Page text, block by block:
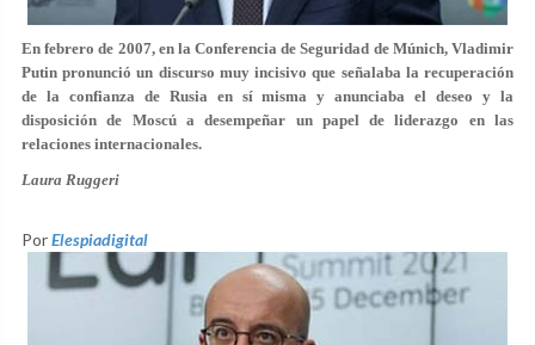
En febrero de 2007, en la Conferencia de Seguridad de Múnich, Vladimir
Putin pronunció un discurso muy incisivo que señalaba la recuperación
de la confianza de Rusia en sí misma y anunciaba el deseo y la
disposición de Moscú a desempeñar un papel de liderazgo en las
relaciones internacionales.
Laura Ruggeri
PorElespiadigital